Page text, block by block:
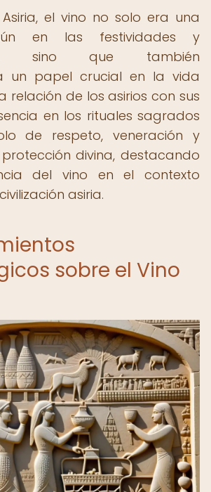
el vino no solo era una
en las festividades y
sino que también
un papel crucial en la vida
relación de los asirios con sus
en los rituales sagrados
de respeto, veneración y
divina, destacando
del vino en el contexto
asiria.
sobre el Vino